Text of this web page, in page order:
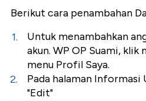
Berikut cara penambahan
Untuk menambahkan
akun. WP OP Suami, klik
menu Profil Saya.
Pada halaman
"Edit"